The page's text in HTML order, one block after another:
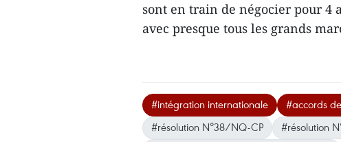
sont en train de négocier pour 4
avec presque tous les grands
#intégration internationale #accords
#résolution N°38/NQ-CP
#résolution